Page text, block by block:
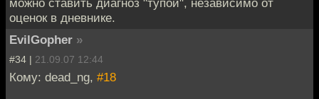
можно ставить диагноз "тупой", независимо от
оценок в дневнике.
EvilGopher »
#34 | 21.09.07 12:44
Кому: dead_ng, #18